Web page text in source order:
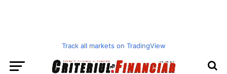
Track all markets on TradingView